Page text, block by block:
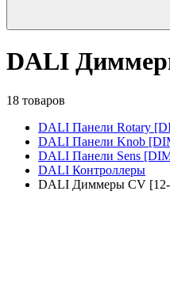
DALI
18 товаров
DALI Панели Rotary
DALI Панели Knob
DALI Панели Sens
DALI Контроллеры
DALI Диммеры CV